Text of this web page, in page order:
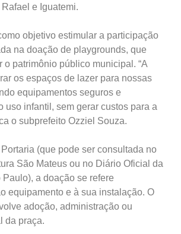
e Iguatemi.
objetivo estimular a participação
na doação de playgrounds, que
o patrimônio público municipal. “A
os espaços de lazer para nossas
equipamentos seguros e
uso infantil, sem gerar custos para a
o subprefeito Ozziel Souza.
(que pode ser consultada no
São Mateus ou no Diário Oficial da
Paulo), a doação se refere
equipamento e à sua instalação. O
adoção, administração ou
da praça.